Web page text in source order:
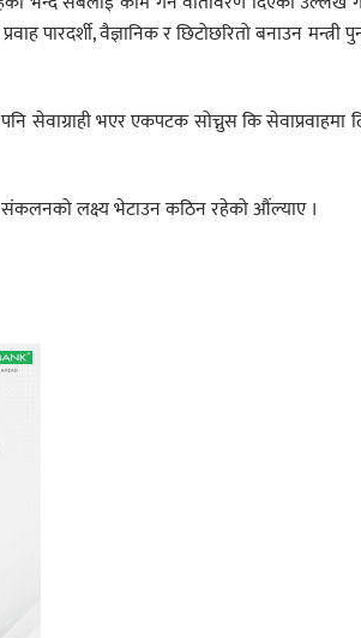
पारदर्शी, वैज्ञानिक र छिटोछरितो बनाउन मन्त्री
सेवाग्राही भएर एकपटक सोच्नुस कि सेवाप्रवाहमा
लक्ष्य भेटाउन कठिन रहेको औंल्याए ।